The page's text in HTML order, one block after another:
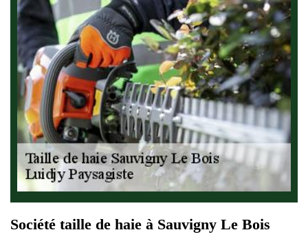
Société taille de haie à Sauvigny Le Bois